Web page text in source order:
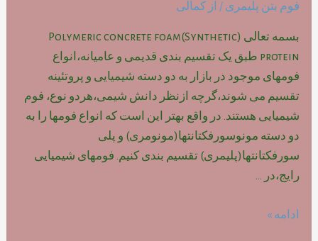
فوم بتن پلیمری / از کمالی
بسمه تعالی (Polymeric concrete foam(Synthetic
protein طبق یک تقسیم بندی قدیمی و عامیانه،انواع
فومهای موجود در بازار به دو دسته شیمیایی و پروتئینه
تقسیم می شوند،گرچه ازنظر دانش شیمی،هردو نوع، فوم
شیمیایی هستند. در واقع بهتر این است که انواع فومها را به
دو دسته مونوسورفکتانتها(مونومری) و پلی
سورفکتانتها(پلیمری) تقسیم بندی کنیم. فومهای شیمیایی
رایج،در …
معرفی
ادامه »